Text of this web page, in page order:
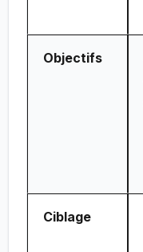
Objectifs
Ciblage